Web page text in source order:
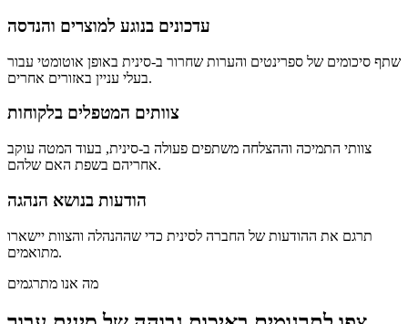
עדכונים בנוגע למוצרים והנדסה
שתף סיכומים של ספרינטים והערות שחרור ב-סינית באופן אוטומטי עבור
בעלי עניין באזורים אחרים.
צוותים המטפלים בלקוחות
צוותי התמיכה וההצלחה משתפים פעולה ב-סינית, בעוד המטה עוקב
אחריהם בשפת האם שלהם.
הודעות בנושא הנהגה
תרגם את ההודעות של החברה לסינית כדי שההנהלה והצוות יישארו
מתואמים.
מה אנו מתרגמים